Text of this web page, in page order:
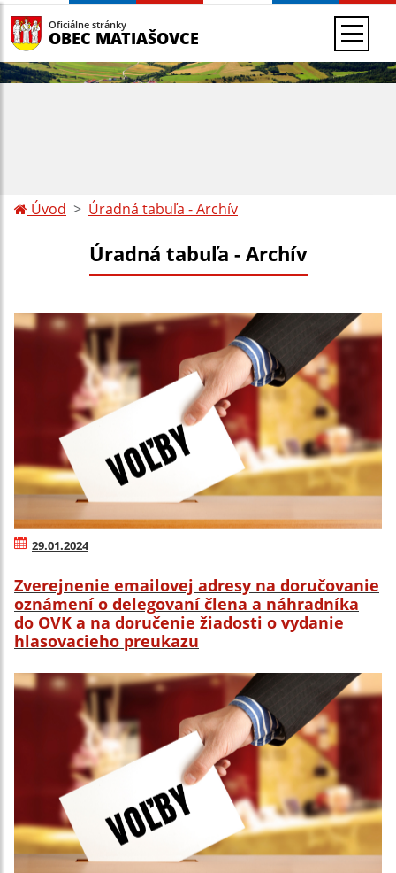
Oficiálne stránky
OBEC MATIAŠOVCE
Úvod Úradná tabuľa - Archív
Úradná tabuľa - Archív
29.01.2024
Zverejnenie emailovej adresy na doručovanie
oznámení o delegovaní člena a náhradníka
do OVK a na doručenie žiadosti o vydanie
hlasovacieho preukazu